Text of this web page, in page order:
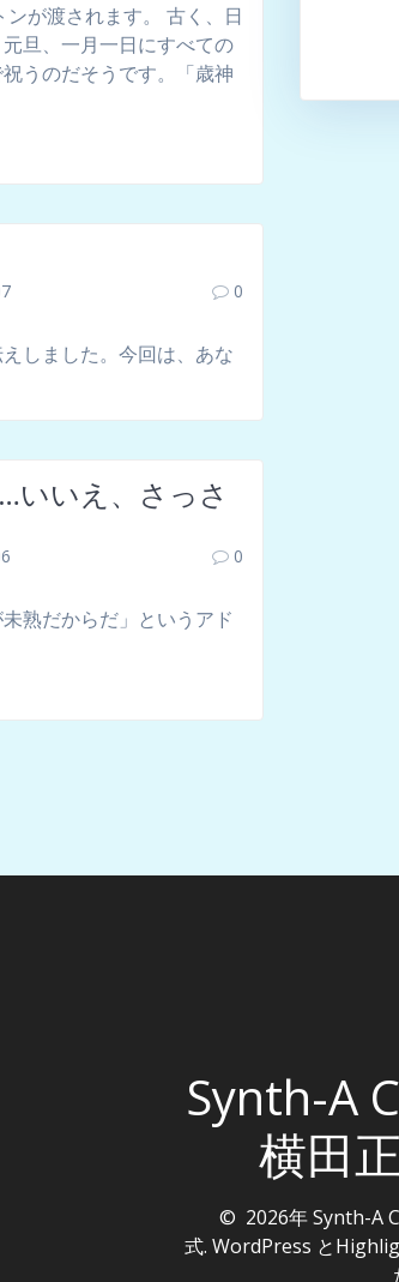
が渡されます。 古く、日
旦、一月一日にすべての
うのだそうです。「歳神
0
しました。今回は、あな
いいえ、さっさ
0
熟だからだ」というアド
Synth-A
横田
© 2026年 Synth-A
式. WordPress と